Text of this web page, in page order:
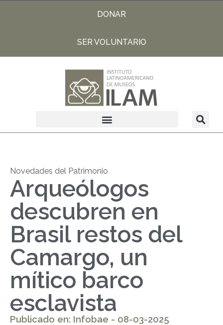
DONAR
SER VOLUNTARIO
Novedades del Patrimonio
Arqueólogos
descubren en
Brasil restos del
Camargo, un
mítico barco
esclavista
Publicado en: Infobae - 08-03-2025